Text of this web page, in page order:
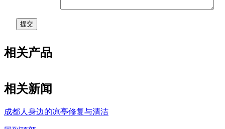
相关产品
相关新闻
成都人身边的凉亭修复与清洁